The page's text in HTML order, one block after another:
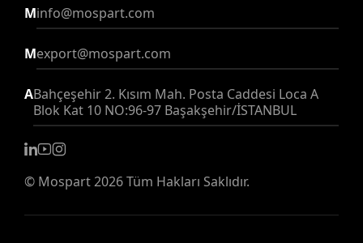
Minfo@mospart.com
Mexport@mospart.com
ABahçeşehir 2. Kısım Mah. Posta Caddesi Loca A
Blok Kat 10 NO:96-97 Başakşehir/İSTANBUL
© Mospart2026 Tüm Hakları Saklıdır.